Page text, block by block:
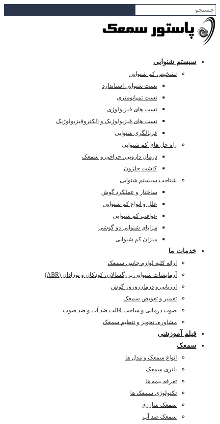
سیستم شنوایی
تشخیص کم شنوایی
تست شنوایی استاندارد
تست تمپانومتری
تست های فیزیولوژی
تست های فیزیولوژیک و الکتروفیزیولوژیک
غربالگری شنوایی
راه حل های کم شنوایی
درمان دارویی، جراحی و سمعک
کاشت حلزون
شناخت سیستم شنوایی
ساختار و عملکرد گوش
علل و انواع کم شنوایی
عواقب کم شنوایی
مزایای شنوایی دو گوشی
میزان کم شنوایی
خدمات ما
ارائه کلیه لوازم جانبی سمعک
آزمایشات شنوایی بزرگسالان، کودکان و نوزادان (ABR)
ارزیابی و درمان وزوز گوش
تعمیر و تعویض سمعک
صوت درمانی و ساخت قالب ضد آب و ضد صوت
مشاوره، تجویز و تنظیم سمعک
فیلم آموزشی
سمعک
انواع سمعک و مدل ها
باتری سمعک
تعرفه بیمه ها
تکنولوژی سمعک ها
سمعک شارژی
سمعک ضد آب